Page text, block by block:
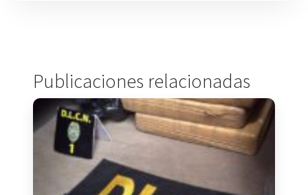
Publicaciones relacionadas